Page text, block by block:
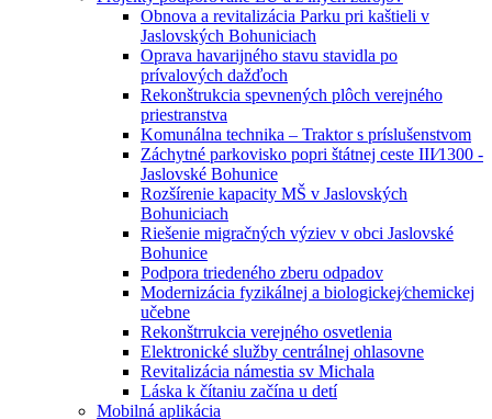
Obnova a revitalizácia Parku pri kaštieli v
Jaslovských Bohuniciach
Oprava havarijného stavu stavidla po
prívalových dažďoch
Rekonštrukcia spevnených plôch verejného
priestranstva
Komunálna technika – Traktor s príslušenstvom
Záchytné parkovisko popri štátnej ceste III⁄1300 -
Jaslovské Bohunice
Rozšírenie kapacity MŠ v Jaslovských
Bohuniciach
Riešenie migračných výziev v obci Jaslovské
Bohunice
Podpora triedeného zberu odpadov
Modernizácia fyzikálnej a biologickej⁄chemickej
učebne
Rekonštrrukcia verejného osvetlenia
Elektronické služby centrálnej ohlasovne
Revitalizácia námestia sv Michala
Láska k čítaniu začína u detí
Mobilná aplikácia